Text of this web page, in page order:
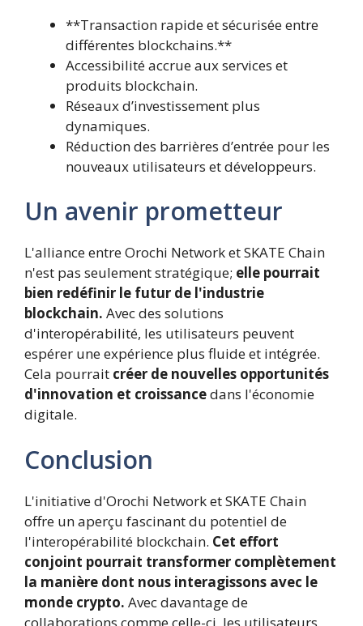
**Transaction rapide et sécurisée entre
différentes blockchains.**
Accessibilité accrue aux services et
produits blockchain.
Réseaux d’investissement plus
dynamiques.
Réduction des barrières d’entrée pour les
nouveaux utilisateurs et développeurs.
Un avenir prometteur
L'alliance entre Orochi Network et SKATE Chain
n'est pas seulement stratégique; elle pourrait
bien redéfinir le futur de l'industrie
blockchain. Avec des solutions
d'interopérabilité, les utilisateurs peuvent
espérer une expérience plus fluide et intégrée.
Cela pourrait créer de nouvelles opportunités
d'innovation et croissancedans l'économie
digitale.
Conclusion
L'initiative d'Orochi Network et SKATE Chain
offre un aperçu fascinant du potentiel de
l'interopérabilité blockchain. Cet effort
conjoint pourrait transformer complètement
la manière dont nous interagissons avec le
monde crypto. Avec davantage de
collaborations comme celle-ci, les utilisateurs